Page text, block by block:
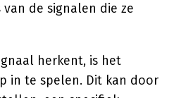
de signalen die ze
herkent, is het
in te spelen. Dit kan door